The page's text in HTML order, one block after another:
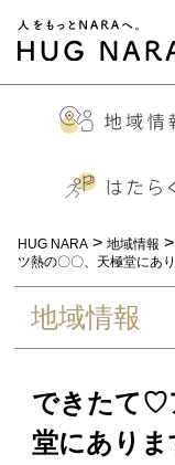
HUG NARA > 地域情報 >
ツ熱の〇〇、天極堂にあ
地域情報
できたて♡
堂にありま